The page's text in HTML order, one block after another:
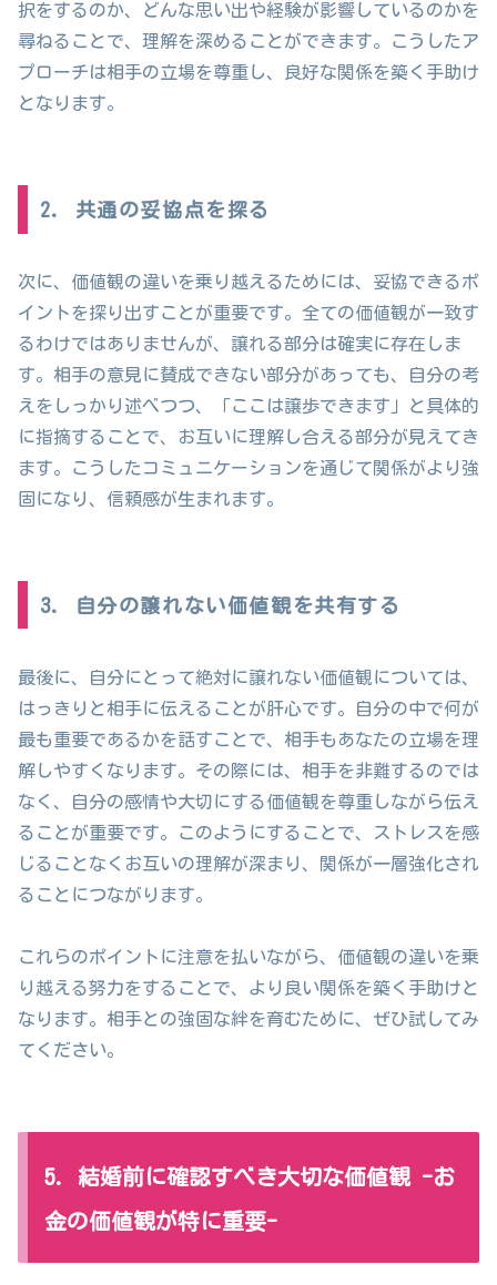
択をするのか、どんな思い出や経験が影響しているのかを
尋ねることで、理解を深めることができます。こうしたア
プローチは相手の立場を尊重し、良好な関係を築く手助け
となります。
2. 共通の妥協点を探る
次に、価値観の違いを乗り越えるためには、妥協できるポ
イントを探り出すことが重要です。全ての価値観が一致す
るわけではありませんが、譲れる部分は確実に存在しま
す。相手の意見に賛成できない部分があっても、自分の考
えをしっかり述べつつ、「ここは譲歩できます」と具体的
に指摘することで、お互いに理解し合える部分が見えてき
ます。こうしたコミュニケーションを通じて関係がより強
固になり、信頼感が生まれます。
3. 自分の譲れない価値観を共有する
最後に、自分にとって絶対に譲れない価値観については、
はっきりと相手に伝えることが肝心です。自分の中で何が
最も重要であるかを話すことで、相手もあなたの立場を理
解しやすくなります。その際には、相手を非難するのでは
なく、自分の感情や大切にする価値観を尊重しながら伝え
ることが重要です。このようにすることで、ストレスを感
じることなくお互いの理解が深まり、関係が一層強化され
ることにつながります。
これらのポイントに注意を払いながら、価値観の違いを乗
り越える努力をすることで、より良い関係を築く手助けと
なります。相手との強固な絆を育むために、ぜひ試してみ
てください。
5. 結婚前に確認すべき大切な価値観 -お
金の価値観が特に重要-